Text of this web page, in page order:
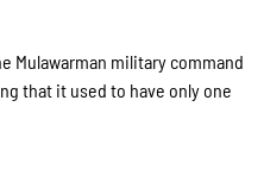
Mulawarman military command
that it used to have only one